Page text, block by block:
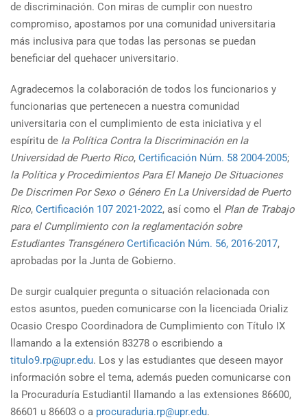
de discriminación. Con miras de cumplir con nuestro
compromiso, apostamos por una comunidad universitaria
más inclusiva para que todas las personas se puedan
beneficiar del quehacer universitario.
Agradecemos la colaboración de todos los funcionarios y
funcionarias que pertenecen a nuestra comunidad
universitaria con el cumplimiento de esta iniciativa y el
espíritu de la Política Contra la Discriminación en la
Universidad de Puerto Rico, Certificación Núm. 58 2004-2005;
la Política y Procedimientos Para El Manejo De Situaciones
De Discrimen Por Sexo o Género En La Universidad de Puerto
Rico, Certificación 107 2021-2022, así como el Plan de Trabajo
para el Cumplimiento con la reglamentación sobre
Estudiantes Transgénero Certificación Núm. 56, 2016-2017,
aprobadas por la Junta de Gobierno.
De surgir cualquier pregunta o situación relacionada con
estos asuntos, pueden comunicarse con la licenciada Orializ
Ocasio Crespo Coordinadora de Cumplimiento con Título IX
llamando a la extensión 83278 o escribiendo a
titulo9.rp@upr.edu. Los y las estudiantes que deseen mayor
información sobre el tema, además pueden comunicarse con
la Procuraduría Estudiantil llamando a las extensiones 86600,
86601 u 86603 o a procuraduria.rp@upr.edu.